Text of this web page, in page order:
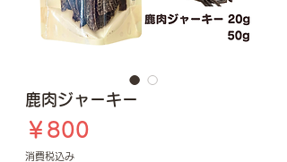
鹿肉ジャーキー
￥800
消費税込み